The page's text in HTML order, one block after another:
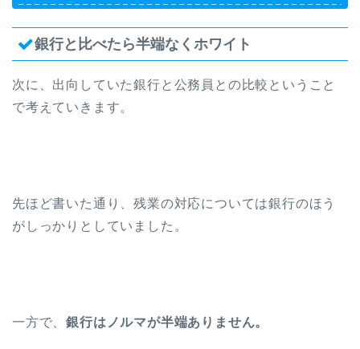
銀行と比べたら半端なくホワイト
次に、出向していた銀行と公務員との比較ということ
で考えていきます。
先ほど書いた通り、残業の対応については銀行のほう
がしっかりとしていました。
一方で、銀行はノルマが半端ありません。